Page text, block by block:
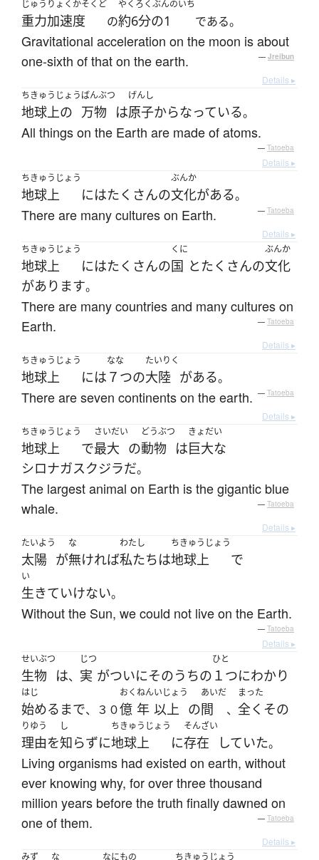
じゅうりょくかそくど
重力加速度 の
やくろくぶんのいち
約6分の1 である。
Gravitational acceleration on the moon is about
one-sixth of that on the earth.
— Jreibun
Details ▸
ちきゅうじょう
地球上の
ばんぶつ
万物 は
げんし
原子からなっている。
All things on the Earth are made of atoms.
— Tatoeba
Details ▸
ちきゅうじょう
地球上 にはたくさんの
ぶんか
文化がある。
There are many cultures on Earth. — Tatoeba
Details ▸
ちきゅうじょう
地球上 にはたくさんの
くに
国 とたく さんの
ぶんか
文化
があります。
There are many countries and many cultures on
Earth.
— Tatoeba
Details ▸
ちきゅうじょう
地球上 には
なな
７つの
たいりく
大陸 がある。
There are seven continents on the earth. — Tatoeba
Details ▸
ちきゅうじょう
地球上 で
さいだい
最大 の
どうぶつ
動物 は
きょだい
巨大な
シロナガスクジラだ。
The largest animal on Earth is the gigantic blue
whale.
— Tatoeba
Details ▸
たいよう
太陽 が
な
無ければ
わたし
私たちは
ちきゅうじょう
地球上 で
い
生きていけない。
Without the Sun, we could not live on the Earth.
— Tatoeba
Details ▸
せいぶつ
生物 は、
じつ
実 がついにそのうちの
ひと
１つにわかり
はじ
始める まで、３０
おく
億
ねん
年
いじょう
以上 の
あいだ
間 、
まった
全く その
りゆう
理由を
し
知らずに
ちきゅうじょう
地球上 に
そんざい
存在 していた。
Living organisms had existed on earth, without
ever knowing why, for over three thousand
million years before the truth finally dawned on
one of them.
— Tatoeba
Details ▸
みず
な なにもの ちきゅうじょう